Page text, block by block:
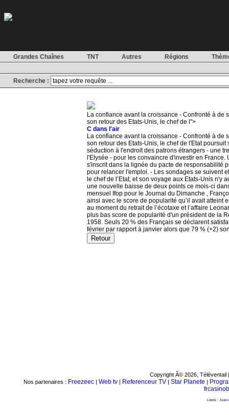
Grandes Chaînes TNT Autres Régions
Recherche :
La confiance avant la croissance - Confronté à de
son retour des Etats-Unis, le chef de l">
C dans l'air
La confiance avant la croissance - Confronté à de
son retour des Etats-Unis, le chef de l'Etat poursuit
séduction à l'endroit des patrons étrangers - une
l'Elysée - pour les convaincre d'investir en France.
s'inscrit dans la lignée du pacte de responsabilité
pour relancer l'emploi. - Les sondages se suivent
le chef de l’Etat, et son voyage aux Etats-Unis n'y
une nouvelle baisse de deux points ce mois-ci
mensuel Ifop pour le Journal du Dimanche ,
ainsi avec le score de popularité qu’il avait atteint
au moment du retrait de l’écotaxe et l’affaire
plus bas score de popularité d'un président de la
1958. Seuls 20 % des Français se déclarent
février par rapport à janvier alors que 79 % (+2)
Copyright Â© 2026, Téléventail
Nos partenaires : Freezeec| Web tv| Referenceur TV| Star Planete |
Liens :